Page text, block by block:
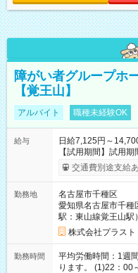
障がい者グループホ
【覚王山】
アルバイト 職種未経験OK
給与
日給7,125円～
【試用期間】試用
給与は本採用時と同
交通費別途支給
勤務地
名古屋市千種区
愛知県名古屋市千種
駅：東山線覚王山駅）
株式会社プラスト
勤務時間
平均労働時間：1週
ります。 (1)22：00